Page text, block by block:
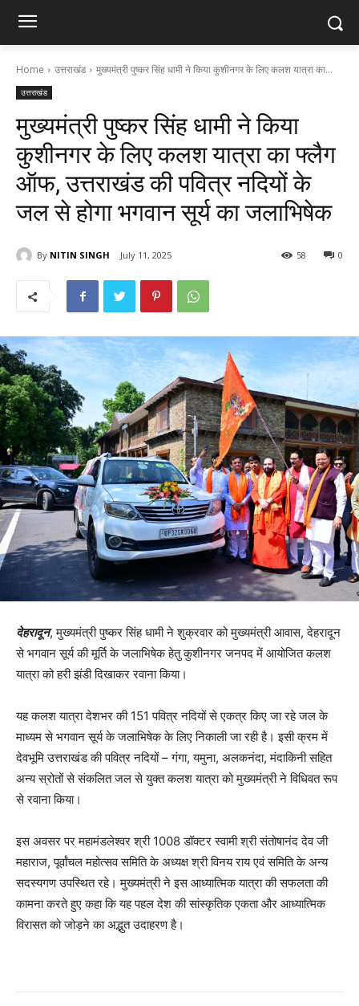
Home उत्तराखंड मुख्यमंत्री पुष्कर सिंह धामी ने किया कुशीनगर के लिए कलश यात्रा का...
उत्तराखंड
मुख्यमंत्री पुष्कर सिंह धामी ने किया
कुशीनगर के लिए कलश यात्रा का फ्लैग
ऑफ, उत्तराखंड की पवित्र नदियों के
जल से होगा भगवान सूर्य का जलाभिषेक
By NITIN SINGH July 11, 2025 0
58
देहरादून, मुख्यमंत्री पुष्कर सिंह धामी ने शुक्रवार को मुख्यमंत्री आवास, देहरादून
से भगवान सूर्य की मूर्ति के जलाभिषेक हेतु कुशीनगर जनपद में आयोजित कलश
यात्रा को हरी झंडी दिखाकर रवाना किया।
यह कलश यात्रा देशभर की 151 पवित्र नदियों से एकत्र किए जा रहे जल के
माध्यम से भगवान सूर्य के जलाभिषेक के लिए निकाली जा रही है। इसी क्रम में
देवभूमि उत्तराखंड की पवित्र नदियों – गंगा, यमुना, अलकनंदा, मंदाकिनी सहित
अन्य स्रोतों से संकलित जल से युक्त कलश यात्रा को मुख्यमंत्री ने विधिवत रूप
से रवाना किया।
इस अवसर पर महामंडलेश्वर श्री 1008 डॉक्टर स्वामी श्री संतोषानंद देव जी
महाराज, पूर्वांचल महोत्सव समिति के अध्यक्ष श्री विनय राय एवं समिति के अन्य
सदस्यगण उपस्थित रहे। मुख्यमंत्री ने इस आध्यात्मिक यात्रा की सफलता की
कामना करते हुए कहा कि यह पहल देश की सांस्कृतिक एकता और आध्यात्मिक
विरासत को जोड़ने का अद्भुत उदाहरण है।